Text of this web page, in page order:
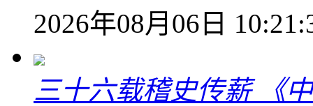
2026年08月06日
三十六载稽史传薪 《